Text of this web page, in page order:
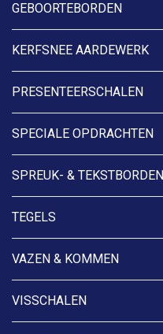
GEBOORTEBORDEN
KERFSNEE AARDEWERK
PRESENTEERSCHALEN
SPECIALE OPDRACHTEN
SPREUK- & TEKSTBORDEN
TEGELS
VAZEN & KOMMEN
VISSCHALEN